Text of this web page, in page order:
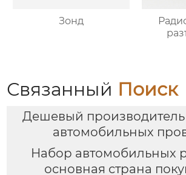
Зонд
Связанный Поиск
Дешевый
автомобильных
Набор автомобильных
основная страна